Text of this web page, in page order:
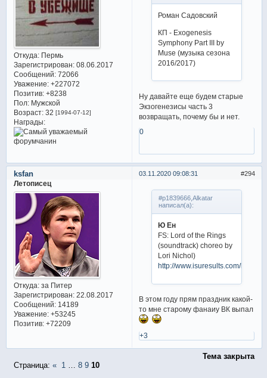
Откуда:Пермь
Зарегистрирован: 08.06.2017
Сообщений:72066
Уважение: +227072
Позитив: +8238
Пол:Мужской
Возраст:32 [1994-07-12]
Награды:
Роман Садовский
КП - Exogenesis
Symphony Part III by
Muse (музыка сезона
2016/2017)
Ну давайте еще будем старые
Экзогенезисы часть 3
возвращать, почему бы и нет.
0
294
03.11.2020 09:08:31
ksfan
Летописец
Откуда:за Питер
Зарегистрирован: 22.08.2017
Сообщений:14189
Уважение: +53245
Позитив: +72209
#p1839666,Alkatar
написал(а):
Ю Ен
FS: Lord of the Rings
(soundtrack) choreo by
Lori Nichol)
http://www.isuresults.com/bios/
В этом году прям праздник какой-
то мне старому фанаиу ВК выпал
+3
Тема закрыта
Страница: « 1 … 8 9 10